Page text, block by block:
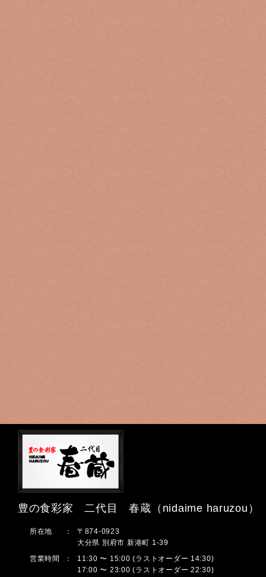
豊の食彩家 二代目 春蔵（nidaime haruzou）
所在地 ：
〒874-0923
大分県 別府市 新港町 1-39
営業時間
：
11:30 〜 15:00 (ラストオーダー 14:30)
17:00 〜 23:00 (ラストオーダー 22:30)